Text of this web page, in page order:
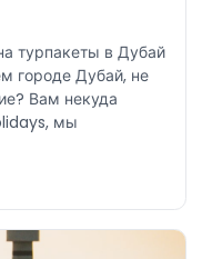
турпакеты в Дубай
городе Дубай, не
Вам некуда
мы